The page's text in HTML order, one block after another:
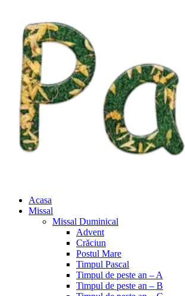
Acasa
Missal
Missal Duminical
Advent
Crăciun
Postul Mare
Timpul Pascal
Timpul de peste an – A
Timpul de peste an – B